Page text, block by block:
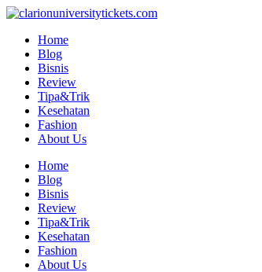
Skip
contentHome
Blog
Bisnis
Review
Tipa&Trik
Kesehatan
Fashion
About Us
Home
Blog
Bisnis
Review
Tipa&Trik
Kesehatan
Fashion
About Us